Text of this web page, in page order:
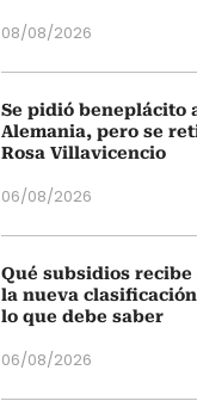
08/08/2026
Se pidió beneplácito
Alemania, pero se
Rosa Villavicencio
06/08/2026
Qué subsidios recibe
la nueva
lo que debe saber
06/08/2026